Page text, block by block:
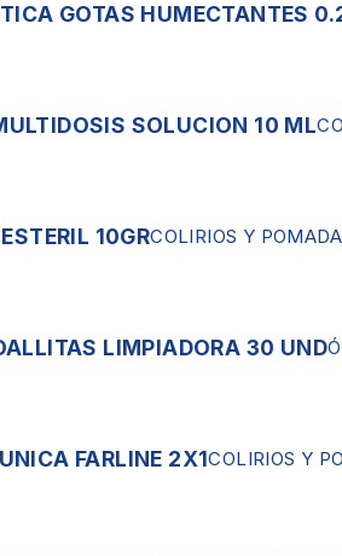
GOTAS HUMECTANTES
SOLUCION 10 ML
10GRCOLIRIOS Y
LIMPIADORA 30 UND
FARLINE 2X1COLIRIOS Y